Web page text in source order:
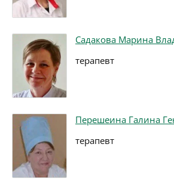
Садакова Марина
терапевт
Перешеина Галина
терапевт